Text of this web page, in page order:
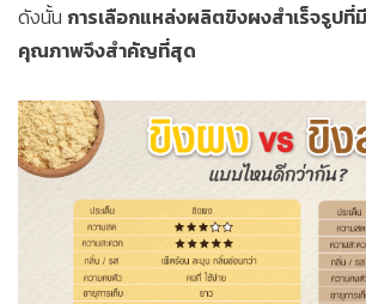
ดังนั้น การเลือกแหล่งผลิตขิงผงสำเร็จรูปที่
คุณภาพจึงสำคัญที่สุด